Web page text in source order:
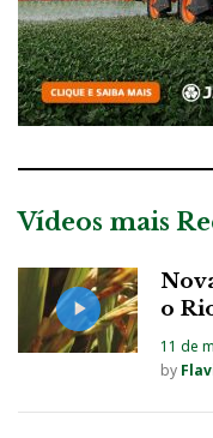
Vídeos mais
o
11 de
by